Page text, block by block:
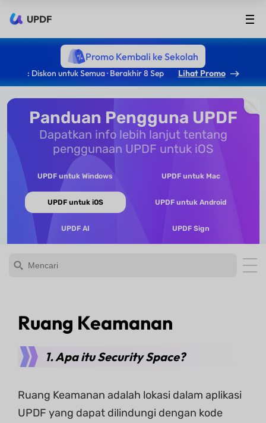
UPDF
Promo Kembali ke Sekolah
: Diskon untuk Semua · Berakhir 8 Sep Lihat Promo
Panduan Pengguna UPDF
Dapatkan info lebih lanjut tentang
penggunaan UPDF untuk iOS
UPDF untuk Windows UPDF untuk Mac
UPDF untuk iOS UPDF untuk Android
UPDF AI UPDF Sign
Ruang Keamanan
1. Apa itu Security Space?
Ruang Keamanan adalah lokasi dalam aplikasi
UPDF yang dapat dilindungi dengan kode